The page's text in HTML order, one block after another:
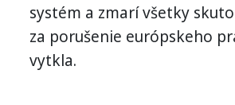
systém a zmarí všetky
za porušenie európskeho
vytkla.